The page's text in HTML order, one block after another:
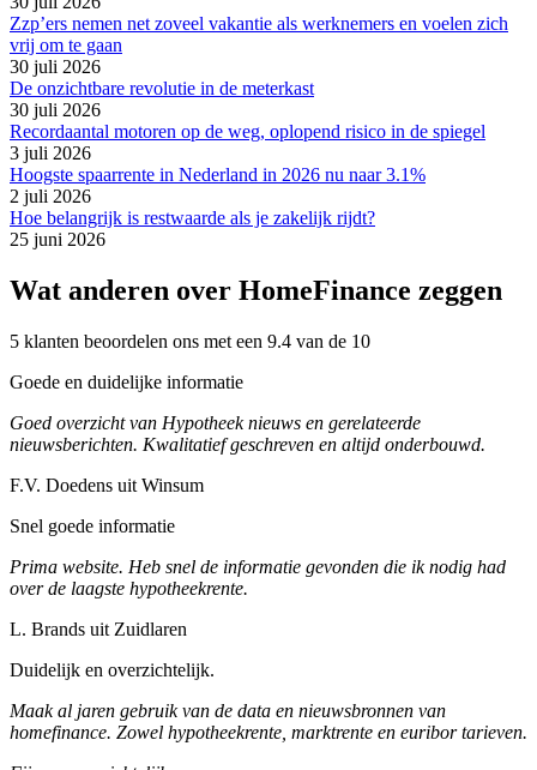
Zzp’ers nemen net zoveel vakantie als werknemers en voelen zich
vrij om te gaan
30 juli 2026
De onzichtbare revolutie in de meterkast
30 juli 2026
Recordaantal motoren op de weg, oplopend risico in de spiegel
3 juli 2026
Hoogste spaarrente in Nederland in 2026 nu naar 3.1%
2 juli 2026
Hoe belangrijk is restwaarde als je zakelijk rijdt?
25 juni 2026
Wat anderen over HomeFinance zeggen
5 klanten beoordelen ons met een 9.4 van de 10
Goede en duidelijke informatie
Goed overzicht van Hypotheek nieuws en gerelateerde
nieuwsberichten. Kwalitatief geschreven en altijd onderbouwd.
F.V. Doedens uit Winsum
Snel goede informatie
Prima website. Heb snel de informatie gevonden die ik nodig had
over de laagste hypotheekrente.
L. Brands uit Zuidlaren
Duidelijk en overzichtelijk.
Maak al jaren gebruik van de data en nieuwsbronnen van
homefinance. Zowel hypotheekrente, marktrente en euribor tarieven.